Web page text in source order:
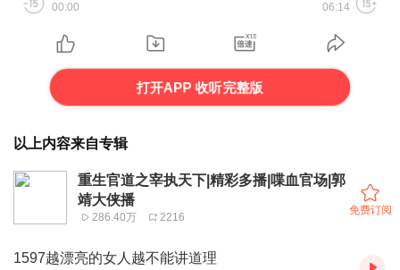
00:00 06:14
打开APP 收听完整版
以上内容来自专辑
重生官道之宰执天下|精彩多播|喋血官场|郭
靖大侠播
286.40万 2216
免费订阅
1597越漂亮的女人越不能讲道理